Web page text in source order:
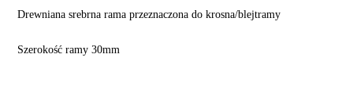
Drewniana srebrna rama przeznaczona do krosna/blejtramy
Szerokość ramy 30mm